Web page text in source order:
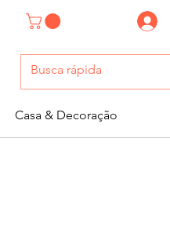
Casa & Decoração